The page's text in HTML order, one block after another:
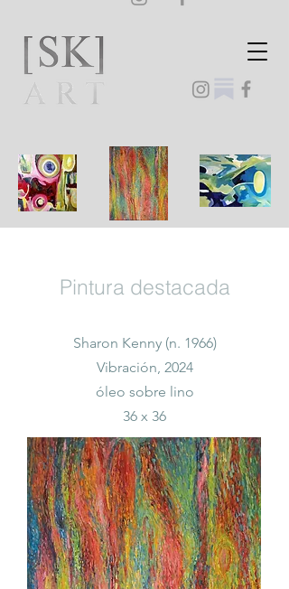
Pintura destacada
Sharon Kenny (n. 1966)
Vibración, 2024
óleo sobre lino
36 x 36